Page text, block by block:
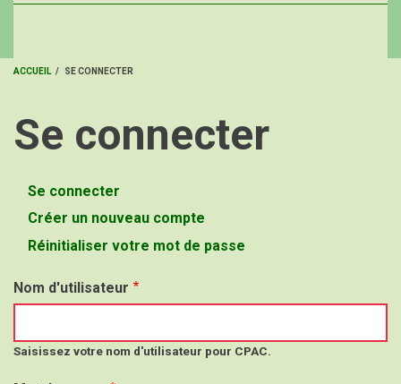
D'ARIANE
ACCUEIL / SE CONNECTER
Se connecter
Onglets
principaux
Se connecter
actif)
Créer un nouveau compte
Réinitialiser votre mot de passe
Nom d'utilisateur
Saisissez votre nom d'utilisateur pour CPAC.